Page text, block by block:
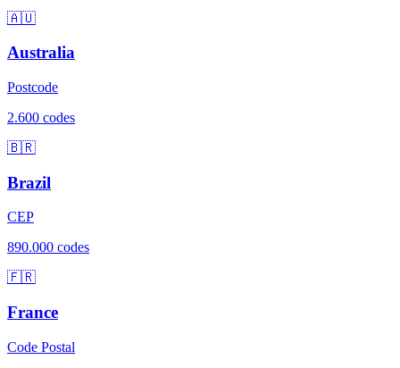
🇦🇺
Australia
Postcode
2.600 codes
🇧🇷
Brazil
CEP
890.000 codes
🇫🇷
France
Code Postal